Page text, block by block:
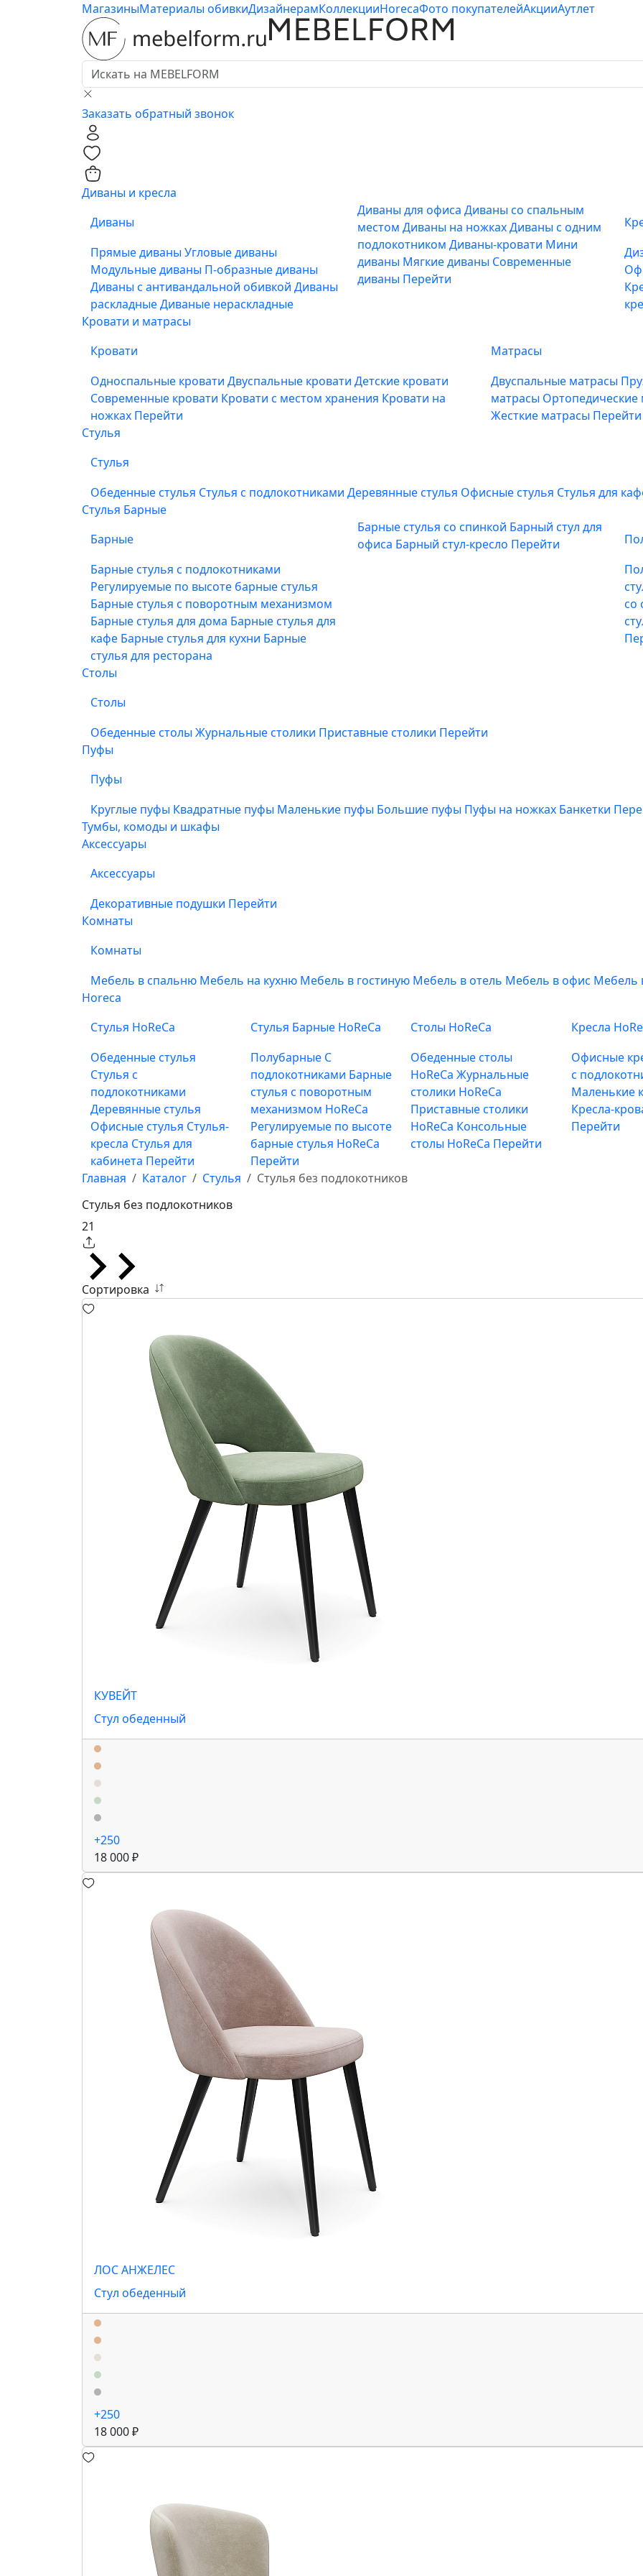
МагазиныМатериалы обивкиДизайнерамКоллекцииHorecaФото покупателейАкцииАутлет
Заказать обратный звонок
Диваны и кресла
Диваны
Прямые диваны Угловые диваны
Модульные диваны П-образные диваны
Диваны с антивандальной обивкой Диваны
раскладныеДиваные нераскладные
Диваны для офиса Диваны со спальным
местом Диваны на ножкахДиваны с одним
подлокотником Диваны-кровати Мини
диваны Мягкие диваны Современные
диваны Перейти
Кровати и матрасы
Кровати
Односпальные кровати Двуспальные кровати Детские кровати
Современные кровати Кровати с местом хранения Кровати на
ножках Перейти
Матрасы
Двуспальные матрасы
матрасы
Жесткие матрасы Перейти
Стулья
Стулья
Обеденные стулья Стулья с подлокотниками Деревянные стулья Офисные стулья Стулья для
Стулья Барные
Барные
Барные стулья с подлокотниками
Регулируемые по высоте барные стулья
Барные стулья с поворотным механизмом
Барные стулья для дома Барные стулья для
кафе Барные стулья для кухни Барные
стулья для ресторана
Барные стулья со спинкой Барный стул для
офиса Барный стул-кресло Перейти
со
Столы
Столы
Обеденные столы Журнальные столики Приставные столики Перейти
Пуфы
Пуфы
Круглые пуфы Квадратные пуфы Маленькие пуфы Большие пуфы Пуфы на ножках Банкетки
Тумбы, комоды и шкафы
Аксессуары
Аксессуары
Декоративные подушки Перейти
Комнаты
Комнаты
Мебель в спальню Мебель на кухню Мебель в гостиную Мебель в отель Мебель в офис Мебель
Horeca
Стулья HoReCa
Обеденные стулья
Стулья с
подлокотниками
Деревянные стулья
Офисные стулья Стулья-
кресла Стулья для
кабинета Перейти
Стулья Барные HoReCa
Полубарные С
подлокотниками Барные
стулья с поворотным
механизмом HoReCa
Регулируемые по высоте
барные стулья HoReCa
Перейти
Столы HoReCa
Обеденные столы
HoReCaЖурнальные
столики HoReCa
Приставные столики
HoReCa Консольные
столы HoReCa Перейти
Кресла
Офисные
с
Маленькие
Кресла-
Перейти
Главная Каталог Стулья
Стулья без подлокотников
Стулья без подлокотников
21
Сортировка
КУВЕЙТ
Стул обеденный
+250
18 000 ₽
ЛОС АНЖЕЛЕС
Стул обеденный
+250
18 000 ₽